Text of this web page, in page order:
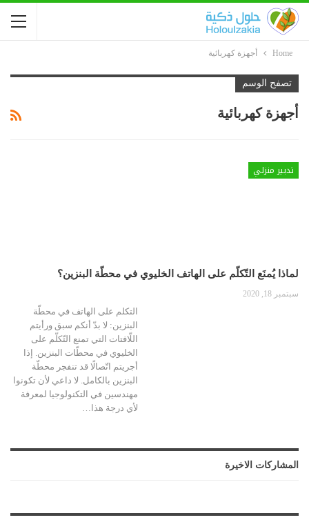
Home أجهزة كهربائية
تصفح الوسم
أجهزة كهربائية
تدبير منزلي
لماذا يُمنَع التّكلّم على الهاتف الخليوي في محطّة البنزين؟
سبتمبر 18, 2020
التكلم على الهاتف في محطّة
البنزين: لا بدّ أنكم سبق ورأيتم
اللّافتات التي تمنع التّكلّم على
الخليوي في محطّات البنزين. إذا
أجريتم اتّصالًا قد تنفجر محطّة
البنزين بالكامل. لا داعي لأن تكونوا
مهندسين في التكنولوجيا لمعرفة
لأي درجة هذا …
المشاركات الاخيرة